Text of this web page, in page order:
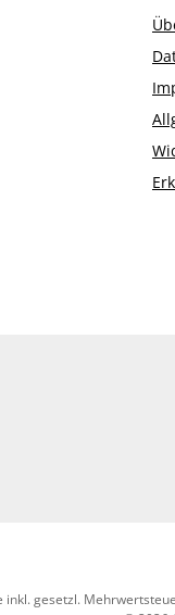
inkl. gesetzl.